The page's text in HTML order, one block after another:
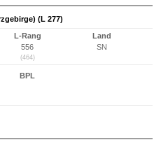
(L 277)
L-Rang
556
(464)
Land
SN
BPL